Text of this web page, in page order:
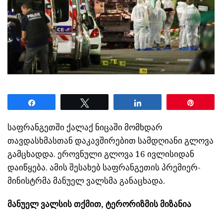
საფრანგეთში ქალაქ ნიცაში მომხდარ
თავდასხმასთან დაკავშირებით სამდღიანი გლოვა
გამცხადდა. ეროვნული გლოვა 16 ივლისიდან
დაიწყება. ამის შესახებ საფრანგეთის პრემიერ-
მინისტრმა მანუელ ვალსმა განაცხადა.
მანუელ ვალსის თქმით, ტერორიზმის მიზანია